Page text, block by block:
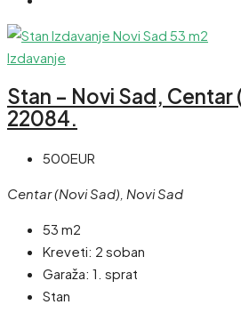
Izdavanje
Stan – Novi Sad, Centar
22084.
500EUR
Centar (Novi Sad), Novi Sad
53 m2
Kreveti: 2 soban
Garaža: 1. sprat
Stan